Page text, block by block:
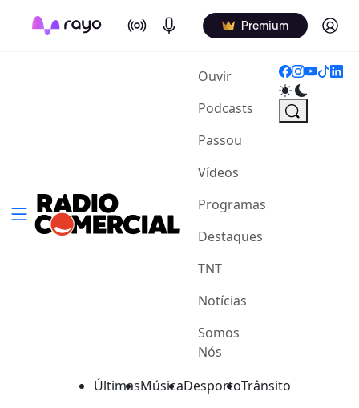
On Air Podcasts Premium Log in
Ouvir(current)
Podcasts
Passou
Vídeos
Programas
Destaques
TNT
Notícias
Somos
Nós
ÚltimasMúsicaDesportoTrânsito